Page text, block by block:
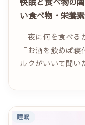
い食べ物・栄養素
「夜に何を食べ
「お酒を飲めば
ルクがいいて聞
眠と取るために、
睡眠